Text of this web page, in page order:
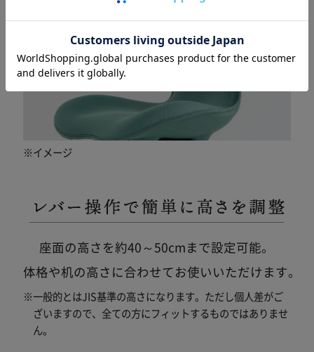
※イメージ
座面の高さを約40～50cmまで設定可能。
体格や机の高さに合わせてお使いいただけます。
※一般的とはJIS基準の高さになります。ただし個人差がご
ざいますので、 全ての方にフィットするものではありませ
ん。